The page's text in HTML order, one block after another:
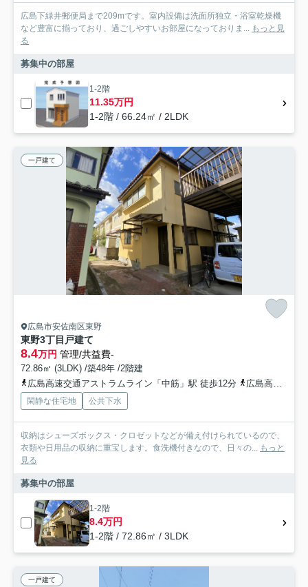
広島下緑井郵便局まで209mです。室内設備は洗面所独立・浴室乾燥機
など豊富に揃っており、過ごしやすいお部屋になっておりま... もっと見
る
募集中の部屋
1-2階
11.35万円
1-2階 / 66.24㎡ / 2LDK
一戸建て
広島市安佐南区東野
東野3丁目戸建て
8.4万円 管理/共益費-
72.86㎡ (3LDK) /築48年 /2階建
広島高速交通アストラムライン「中筋」駅 徒歩12分
広島高速交通アストラムライン「古市」駅 徒歩17分
閑静な住宅地 公共下水
収納はシューズボックス・クロゼットなどが備え付けられているので、
衣類や日用品の収納に重宝します。食洗機付きなので、日々の... もっと
見る
募集中の部屋
1-2階
8.4万円
1-2階 / 72.86㎡ / 3LDK
一戸建て